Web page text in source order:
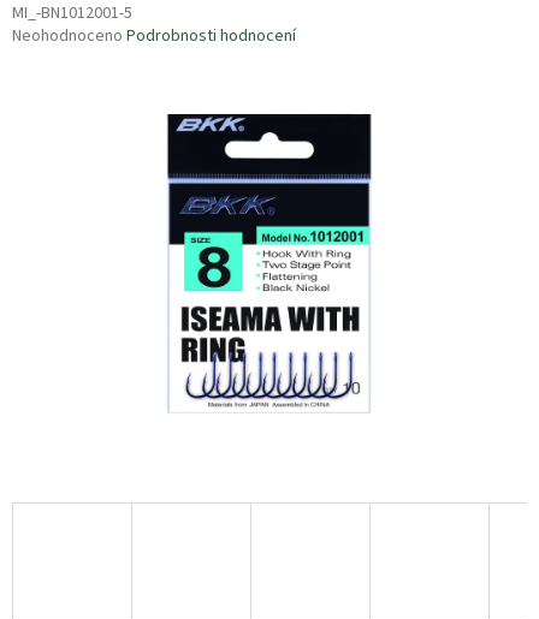
MI_-BN1012001-5
Průměrné
Neohodnoceno Podrobnosti hodnocení